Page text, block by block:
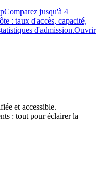
Comparez jusqu'à 4
: taux d'accès, capacité,
d'admission.Ouvrir
et accessible.
: tout pour éclairer la